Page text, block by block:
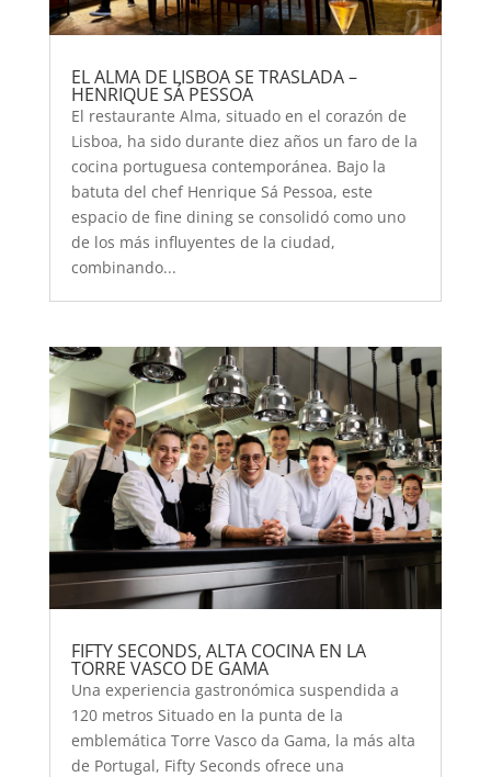
EL ALMA DE LISBOA SE TRASLADA –
HENRIQUE SÁ PESSOA
El restaurante Alma, situado en el corazón de
Lisboa, ha sido durante diez años un faro de la
cocina portuguesa contemporánea. Bajo la
batuta del chef Henrique Sá Pessoa, este
espacio de fine dining se consolidó como uno
de los más influyentes de la ciudad,
combinando...
FIFTY SECONDS, ALTA COCINA EN LA
TORRE VASCO DE GAMA
Una experiencia gastronómica suspendida a
120 metros Situado en la punta de la
emblemática Torre Vasco da Gama, la más alta
de Portugal, Fifty Seconds ofrece una